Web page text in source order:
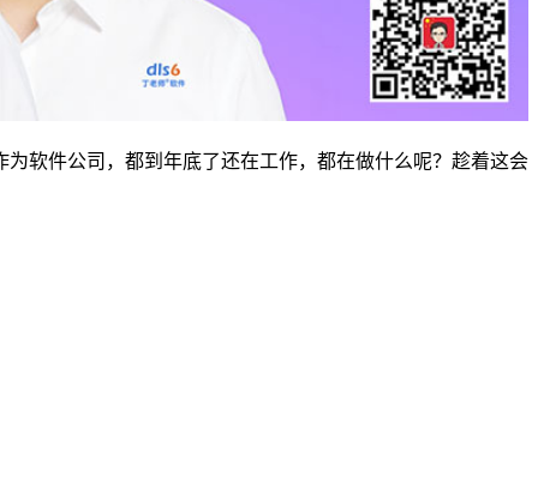
软件公司，都到年底了还在工作，都在做什么呢？趁着这会